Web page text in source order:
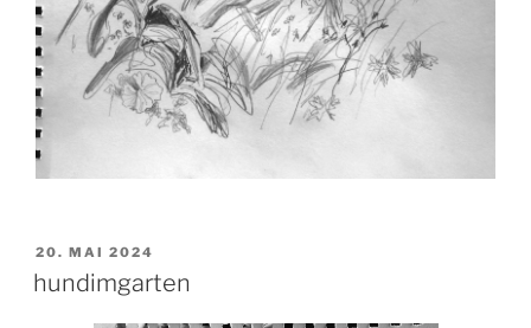
VERÖFFENTLICHT
AM
20. MAI 2024
hundimgarten